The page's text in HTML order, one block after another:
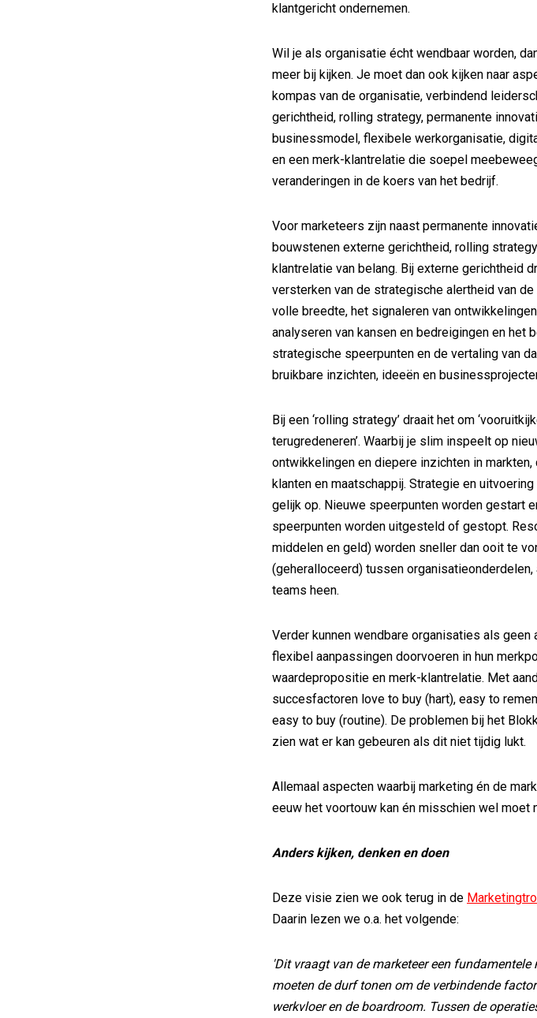
klantgericht ondernemen.
Wil je als organisatie écht wendbaar worden,
meer bij kijken. Je moet dan ook kijken naar
kompas van de organisatie, verbindend
gerichtheid, rolling strategy, permanente
businessmodel, flexibele werkorganisatie,
en een merk-klantrelatie die soepel
veranderingen in de koers van het bedrijf.
Voor marketeers zijn naast permanente
bouwstenen externe gerichtheid, rolling
klantrelatie van belang. Bij externe gerichtheid
versterken van de strategische alertheid van
volle breedte, het signaleren van
analyseren van kansen en bedreigingen en het
strategische speerpunten en de vertaling van
bruikbare inzichten, ideeën en
Bij een ‘rolling strategy’ draait het om
terugredeneren’. Waarbij je slim inspeelt op
ontwikkelingen en diepere inzichten in markten,
klanten en maatschappij. Strategie en uitvoering
gelijk op. Nieuwe speerpunten worden gestart
speerpunten worden uitgesteld of gestopt.
middelen en geld) worden sneller dan ooit te
(geheralloceerd) tussen
teams heen.
Verder kunnen wendbare organisaties als geen
flexibel aanpassingen doorvoeren in hun
waardepropositie en merk-klantrelatie. Met
succesfactoren love to buy (hart), easy to
easy to buy (routine). De problemen bij het
zien wat er kan gebeuren als dit niet tijdig lukt.
Allemaal aspecten waarbij marketing én de
eeuw het voortouw kan én misschien wel moet
Anders kijken, denken en doen
Deze visie zien we ook terug in de
Daarin lezen we o.a. het volgende:
'Dit vraagt van de marketeer een fundamentele
moeten de durf tonen om de verbindende
werkvloer en de boardroom. Tussen de